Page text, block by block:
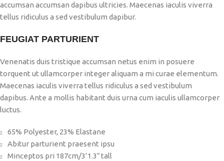
accumsan accumsan dapibus ultricies. Maecenas iaculis viverra
tellus ridiculus a sed vestibulum dapibur.
FEUGIAT PARTURIENT
Venenatis duis tristique accumsan netus enim in posuere
torquent ut ullamcorper integer aliquam a mi curae elementum.
Maecenas iaculis viverra tellus ridiculus a sed vestibulum
dapibus. Ante a mollis habitant duis urna cum iaculis ullamcorper
luctus.
65% Polyester, 23% Elastane
Abitur parturient praesent ipsu
Minceptos pri 187cm/3’1.3″ tall